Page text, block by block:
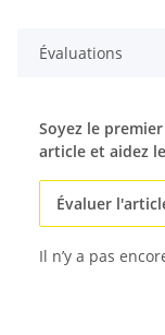
Évaluations
Soyez le
article et aidez
Évaluer
Il n’y a pas